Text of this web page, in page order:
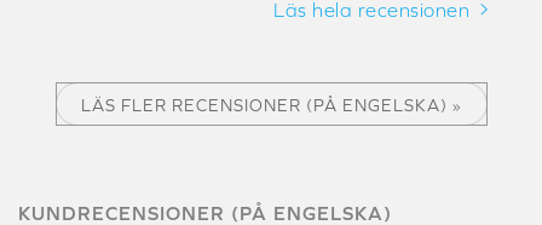
detailed, vocal production became more powerful,
Vortez Premium Award
Läs hela recensionen